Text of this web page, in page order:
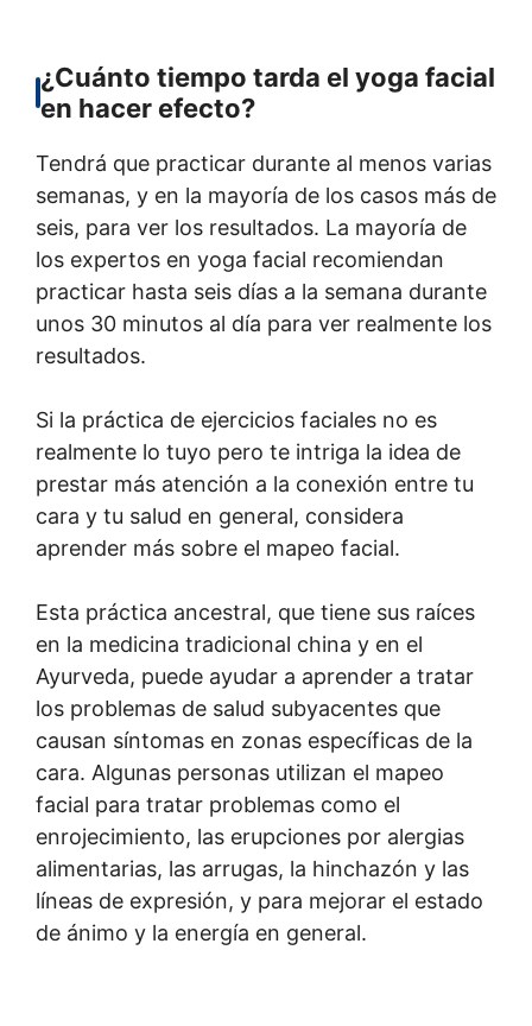
¿Cuánto tiempo tarda el yoga facial
en hacer efecto?
Tendrá que practicar durante al menos varias
semanas, y en la mayoría de los casos más de
seis, para ver los resultados. La mayoría de
los expertos en yoga facial recomiendan
practicar hasta seis días a la semana durante
unos 30 minutos al día para ver realmente los
resultados.
Si la práctica de ejercicios faciales no es
realmente lo tuyo pero te intriga la idea de
prestar más atención a la conexión entre tu
cara y tu salud en general, considera
aprender más sobre el mapeo facial.
Esta práctica ancestral, que tiene sus raíces
en la medicina tradicional china y en el
Ayurveda, puede ayudar a aprender a tratar
los problemas de salud subyacentes que
causan síntomas en zonas específicas de la
cara. Algunas personas utilizan el mapeo
facial para tratar problemas como el
enrojecimiento, las erupciones por alergias
alimentarias, las arrugas, la hinchazón y las
líneas de expresión, y para mejorar el estado
de ánimo y la energía en general.